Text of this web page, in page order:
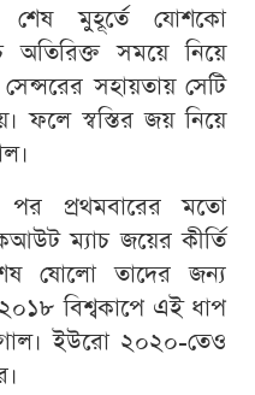
শেষ মুহূর্তে যোশকো
অতিরিক্ত সময়ে নিয়ে
সহায়তায় সেটি
ফলে স্বস্তির জয় নিয়ে
প্রথমবারের মতো
ম্যাচ জয়ের কীর্তি
ষোলো তাদের জন্য
বিশ্বকাপে এই ধাপ
ইউরো ২০২০-তেও